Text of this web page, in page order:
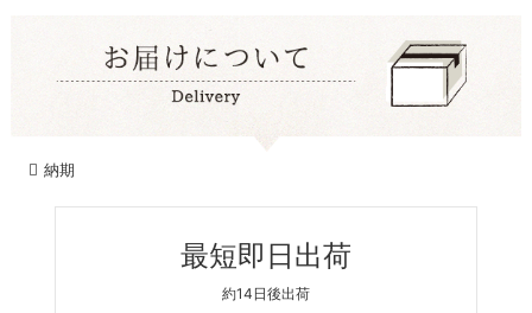
納期
最短即日出荷
約14日後出荷